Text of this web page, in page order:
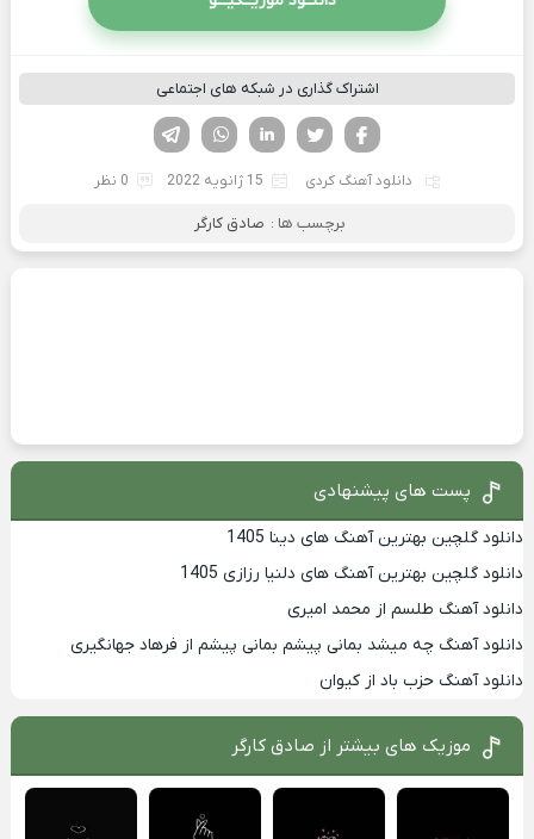
اشتراک گذاری در شبکه های اجتماعی
لینکدین تویتر
فیسوک
دانلود آهنگ کردی 15 ژانویه 2022 0 نظر
برچسب ها : صادق کارگر
پست های پیشنهادی
دانلود گلچین بهترین آهنگ های دینا 1405
دانلود گلچین بهترین آهنگ های دلنیا رزازی 1405
دانلود آهنگ طلسم از محمد امیری
دانلود آهنگ چه میشد بمانی پیشم بمانی پیشم از فرهاد جهانگیری
دانلود آهنگ حزب باد از کیوان
موزیک های بیشتر از صادق کارگر